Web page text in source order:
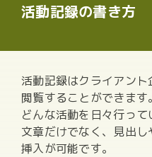
活動記録の書き方
活動記録はクライアン
閲覧することができます
どんな活動を日々行って
文章だけでなく、見出
挿入が可能です。